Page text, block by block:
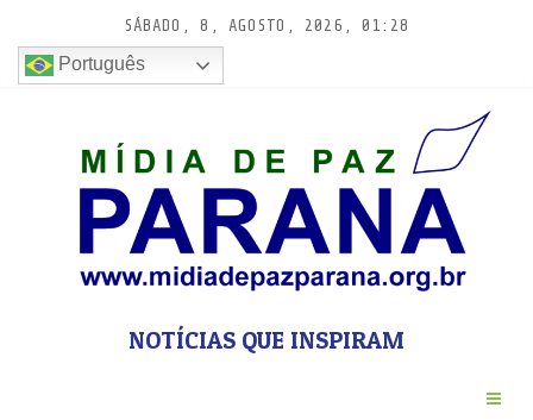
conteúdo
SÁBADO, 8, AGOSTO, 2026, 01:28
Português
NOTÍCIAS QUE INSPIRAM